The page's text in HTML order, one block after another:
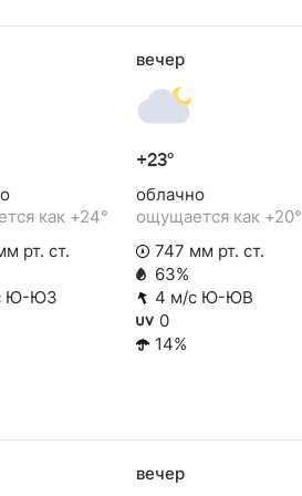
как +24°
рт. ст.
Ю-ЮЗ
вечер
+23°
облачно
ощущается как +20°
747 мм рт. ст.
63%
4 м/с Ю-ЮВ
0
14%
вечер